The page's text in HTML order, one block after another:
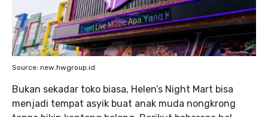
Source: new.hwgroup.id
Bukan sekadar toko biasa, Helen’s Night Mart bisa
menjadi tempat asyik buat anak muda nongkrong